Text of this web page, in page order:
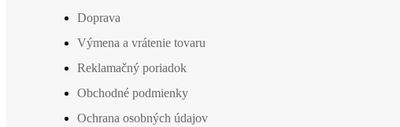
Doprava
Výmena a vrátenie tovaru
Reklamačný poriadok
Obchodné podmienky
Ochrana osobných údajov